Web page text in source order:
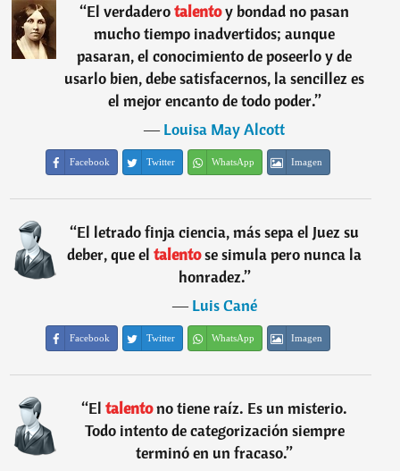
“El verdaderotalentoy bondad no pasan
mucho tiempo inadvertidos; aunque
pasaran, el conocimiento de poseerlo y de
usarlo bien, debe satisfacernos, la sencillez es
el mejor encanto de todo poder.”
―Louisa May Alcott
Facebook Twitter WhatsApp Imagen
“El letrado finja ciencia, más sepa el Juez su
deber, que el talentose simula pero nunca la
honradez.”
―Luis Cané
Facebook Twitter WhatsApp Imagen
“El talentono tiene raíz. Es un misterio.
Todo intento de categorización siempre
terminó en un fracaso.”